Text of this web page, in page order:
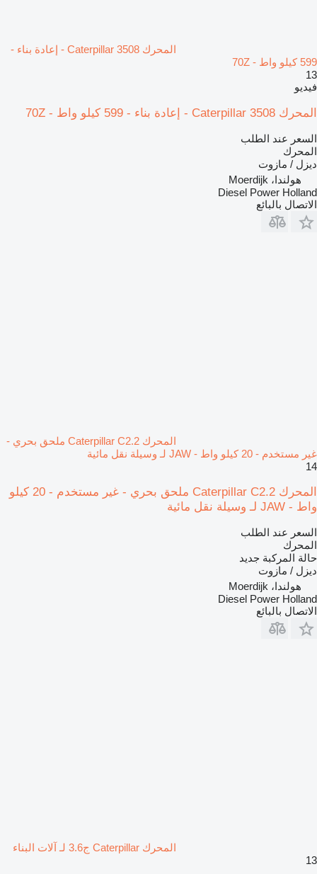
المحرك Caterpillar 3508 - إعادة بناء -
599 كيلو واط - 70Z
13
فيديو
المحرك Caterpillar 3508 - إعادة بناء - 599 كيلو واط - 70Z
السعر عند الطلب
المحرك
ديزل / مازوت
هولندا، Moerdijk
Diesel Power Holland
الاتصال بالبائع
المحرك Caterpillar C2.2 ملحق بحري -
غير مستخدم - 20 كيلو واط - JAW لـ وسيلة نقل مائية
14
المحرك Caterpillar C2.2 ملحق بحري - غير مستخدم - 20 كيلو
واط - JAW لـ وسيلة نقل مائية
السعر عند الطلب
المحرك
حالة المركبة جديد
ديزل / مازوت
هولندا، Moerdijk
Diesel Power Holland
الاتصال بالبائع
المحرك Caterpillar ج3.6 لـ آلات البناء
13